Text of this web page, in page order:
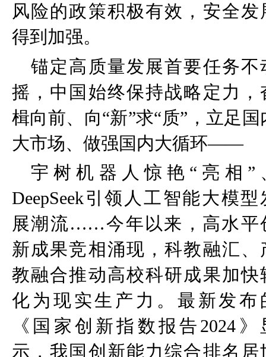
风险的政策积极有效，安全发
得到加强。
锚定高质量发展首要任务不
摇，中国始终保持战略定力，
楫向前、向“新”求“质” ，立足国
大市场、做强国内大循环——
宇树机器人惊艳 “ 亮相 ”
DeepSeek引领人工智能大模型
展潮流……今年以来，高水平
新成果竞相涌现，科教融汇、
教融合推动高校科研成果加快
化为现实生产力。最新发布
《国家创新指数报告 2024 》
示，我国创新能力综合排名居